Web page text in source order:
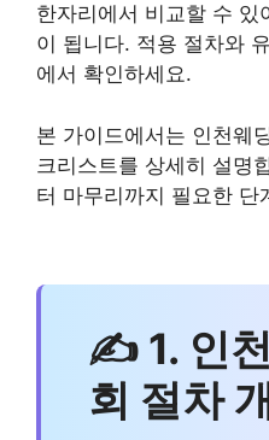
한자리에서 비교할 수 있
이 됩니다. 적용 절차와
에서 확인하세요.
본 가이드에서는 인천웨
크리스트를 상세히 설명
터 마무리까지 필요한 단
✍ 1. 인
회 절차